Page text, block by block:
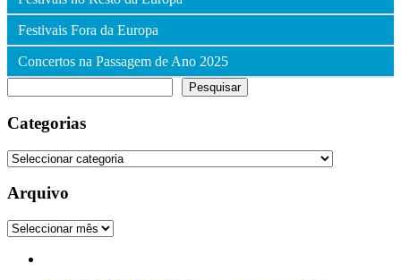
Festivais Fora da Europa
Concertos na Passagem de Ano 2025
Pesquisar
Categorias
Categorias
Arquivo
Arquivo